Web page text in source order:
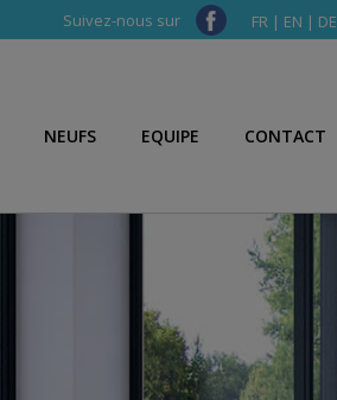
Suivez-nous sur FR | EN | DE
NEUFS EQUIPE CONTACT